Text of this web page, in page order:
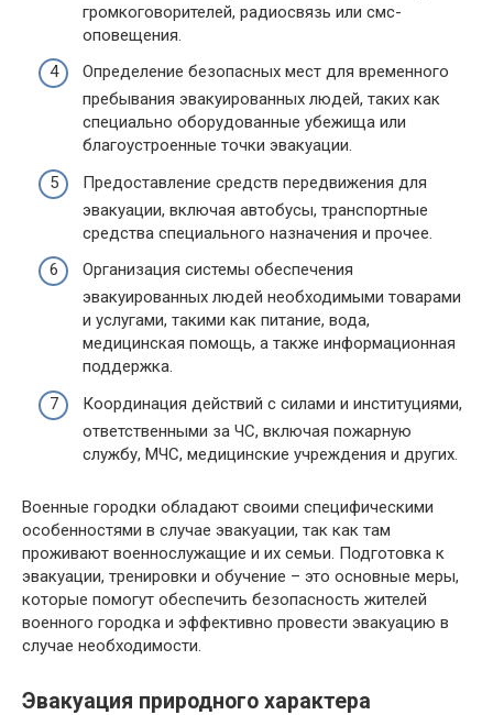
громкоговорителей, радиосвязь или смс-
оповещения.
Определение безопасных мест для временного
пребывания эвакуированных людей, таких как
специально оборудованные убежища или
благоустроенные точки эвакуации.
Предоставление средств передвижения для
эвакуации, включая автобусы, транспортные
средства специального назначения и прочее.
Организация системы обеспечения
эвакуированных людей необходимыми товарами
и услугами, такими как питание, вода,
медицинская помощь, а также информационная
поддержка.
Координация действий с силами и институциями,
ответственными за ЧС, включая пожарную
службу, МЧС, медицинские учреждения и других.
Военные городки обладают своими специфическими
особенностями в случае эвакуации, так как там
проживают военнослужащие и их семьи. Подготовка к
эвакуации, тренировки и обучение – это основные меры,
которые помогут обеспечить безопасность жителей
военного городка и эффективно провести эвакуацию в
случае необходимости.
Эвакуация природного характера